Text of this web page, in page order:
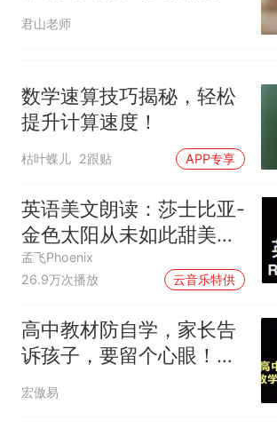
君山老师
数学速算技巧揭秘，轻松
提升计算速度！
枯叶蝶儿 2跟贴 APP专享
英语美文朗读：莎士比亚-
金色太阳从未如此甜美吻
过
孟飞Phoenix
26.9万次播放
云音乐特供
高中教材防自学，家长告
诉孩子，要留个心眼！听
数学老师怎么说！
宏傲易